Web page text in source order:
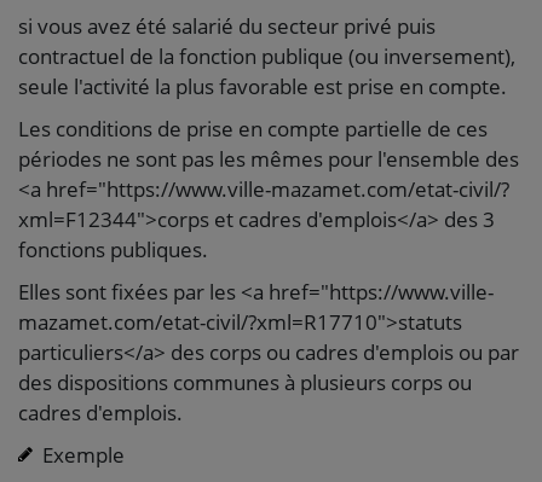
si vous avez été salarié du secteur privé puis
contractuel de la fonction publique (ou inversement),
seule l'activité la plus favorable est prise en compte.
Les conditions de prise en compte partielle de ces
périodes ne sont pas les mêmes pour l'ensemble des
<a href="https://www.ville-mazamet.com/etat-civil/?
xml=F12344">corps et cadres d'emplois</a> des 3
fonctions publiques.
Elles sont fixées par les <a href="https://www.ville-
mazamet.com/etat-civil/?xml=R17710">statuts
particuliers</a> des corps ou cadres d'emplois ou par
des dispositions communes à plusieurs corps ou
cadres d'emplois.
Exemple